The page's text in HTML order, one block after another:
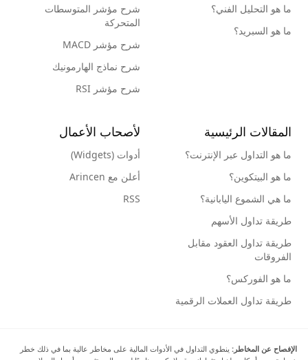
ما هو التحليل الفني؟
ما هو السبريد؟
شرح مؤشر المتوسطات
المتحركة
شرح مؤشر MACD
شرح نماذج الهارمونيك
شرح مؤشر RSI
المقالات الرئيسية
ما هو التداول عبر الإنترنت؟
ما هو البيتكوين؟
ما هي الشموع اليابانية؟
طريقة تداول الأسهم
طريقة تداول العقود مقابل
الفروقات
ما هو الفوركس؟
طريقة تداول العملات الرقمية
لأصحاب الأعمال
أدوات (Widgets)
أعلن مع Arincen
RSS
الإفصاح عن المخاطر: ينطوي التداول في الأدوات المالية على مخاطر عالية بما في ذلك خطر